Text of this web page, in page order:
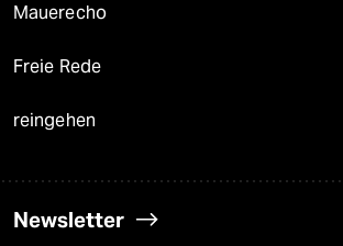
Mauerecho
Freie Rede
reingehen
Newsletter